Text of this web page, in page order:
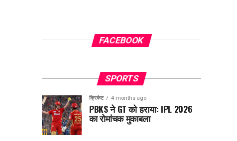
FACEBOOK
SPORTS
क्रिकेट 4 months ago
PBKS ने GT को हराया: IPL 2026
का रोमांचक मुकाबला